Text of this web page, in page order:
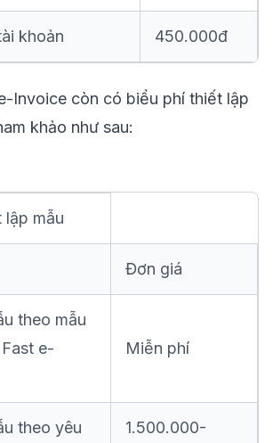
khoản 450.000đ
Invoice còn có biểu phí thiết lập
khảo như sau:
lập mẫu
Đơn giá
theo mẫu
e-
Miễn phí
theo yêu
1.500.000-